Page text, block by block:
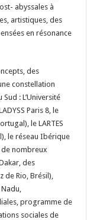
abyssales à
artistiques, des
en résonance
des
constellation
: L’Université
Paris 8, le
le LARTES
le réseau Ibérique
de nombreux
des
de Rio, Brésil),
programme de
sociales de